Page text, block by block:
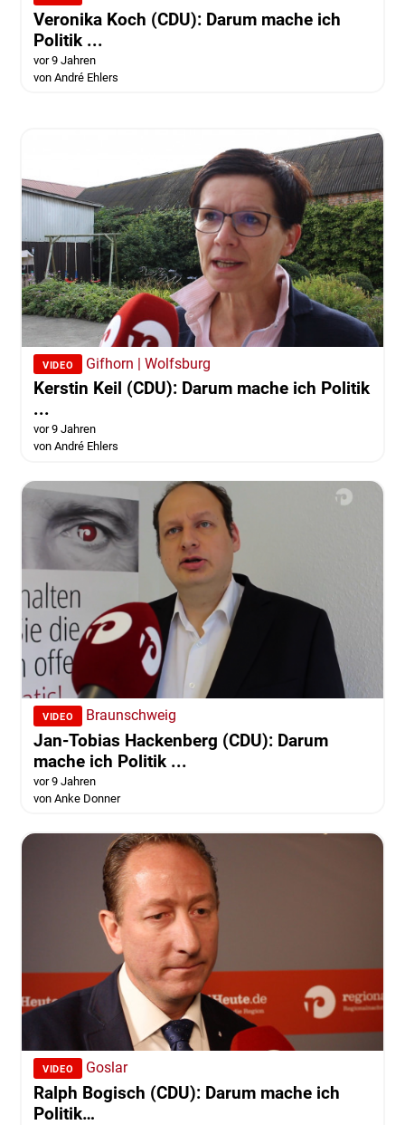
Veronika Koch (CDU): Darum mache ich
Politik ...
vor 9 Jahren
von André Ehlers
VIDEO Gifhorn | Wolfsburg
Kerstin Keil (CDU): Darum mache ich Politik
...
vor 9 Jahren
von André Ehlers
VIDEO Braunschweig
Jan-Tobias Hackenberg (CDU): Darum
mache ich Politik ...
vor 9 Jahren
von Anke Donner
VIDEO Goslar
Ralph Bogisch (CDU): Darum mache ich
Politik…